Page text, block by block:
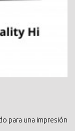
para una impresión